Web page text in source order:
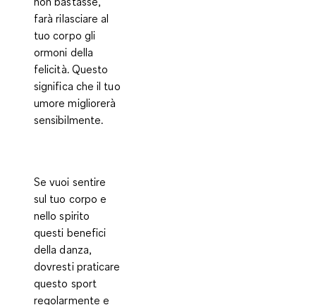
farà rilasciare al
tuo corpo gli
ormoni della
felicità. Questo
significa che il tuo
umore migliorerà
sensibilmente.
Se vuoi sentire
sul tuo corpo e
nello spirito
questi benefici
della danza,
dovresti praticare
questo sport
regolarmente e